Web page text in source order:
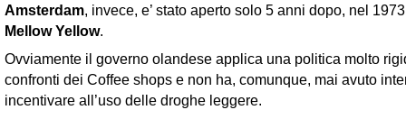
Amsterdam , invece, e’ stato aperto solo 5 anni dopo, nel
Mellow Yellow.
Ovviamente il governo olandese applica una politica molto
confronti dei Coffee shops e non ha, comunque, mai avuto
incentivare all’uso delle droghe leggere.